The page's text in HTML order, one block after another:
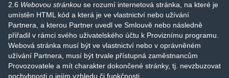
2.6 Webovou stránkou se rozumí internetová stránka, na které je
umístěn HTML kód a která je ve vlastnictví nebo užívání
Partnera, a kterou Partner uvedl ve Smlouvě nebo následně
přiřadil v rámci svého uživatelského účtu k Proviznímu programu.
Webová stránka musí být ve vlastnictví nebo v oprávněném
užívání Partnera, musí být trvale přístupná zaměstnancům
Provozovatele a mít charakter dokončené stránky, tj. nevzbuzovat
pochybnosti o jejím vzhledu či funkčnosti.